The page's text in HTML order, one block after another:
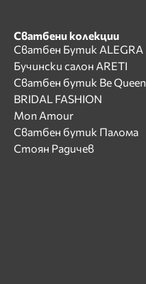
Сватбени колекции
Сватбен Бутик ALEGRA
Бучински салон ARETI
Сватбен бутик Be Queen
BRIDAL FASHION
Mon Amour
Сватбен бутик Палома
Стоян Радичев